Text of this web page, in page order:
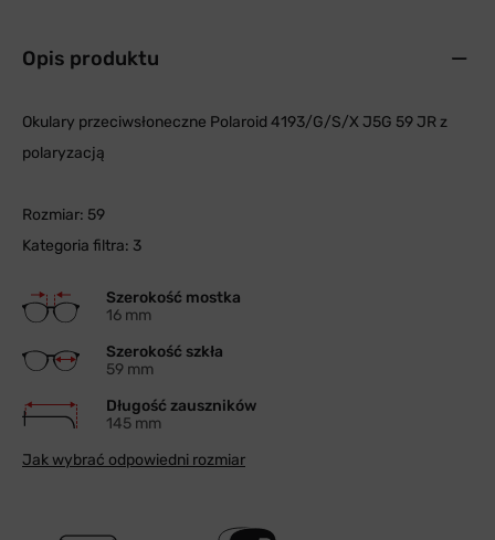
Opis produktu
Okulary przeciwsłoneczne Polaroid 4193/G/S/X J5G 59 JR z
polaryzacją
Rozmiar: 59
Kategoria filtra: 3
Szerokość mostka
16 mm
Szerokość szkła
59 mm
Długość zauszników
145 mm
Jak wybrać odpowiedni rozmiar